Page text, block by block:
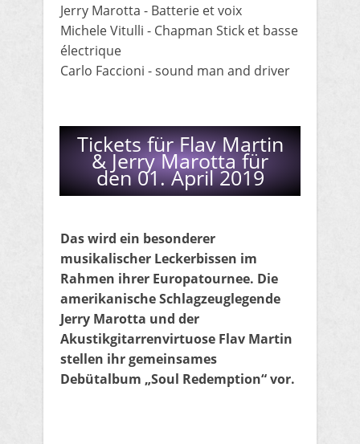
Jerry Marotta - Batterie et voix
Michele Vitulli - Chapman Stick et basse
électrique
Carlo Faccioni - sound man and driver
Tickets für Flav Martin
& Jerry Marotta für
den 01. April 2019
Das wird ein besonderer
musikalischer Leckerbissen im
Rahmen ihrer Europatournee. Die
amerikanische Schlagzeuglegende
Jerry Marotta und der
Akustikgitarrenvirtuose Flav Martin
stellen ihr gemeinsames
Debütalbum „Soul Redemption“ vor.